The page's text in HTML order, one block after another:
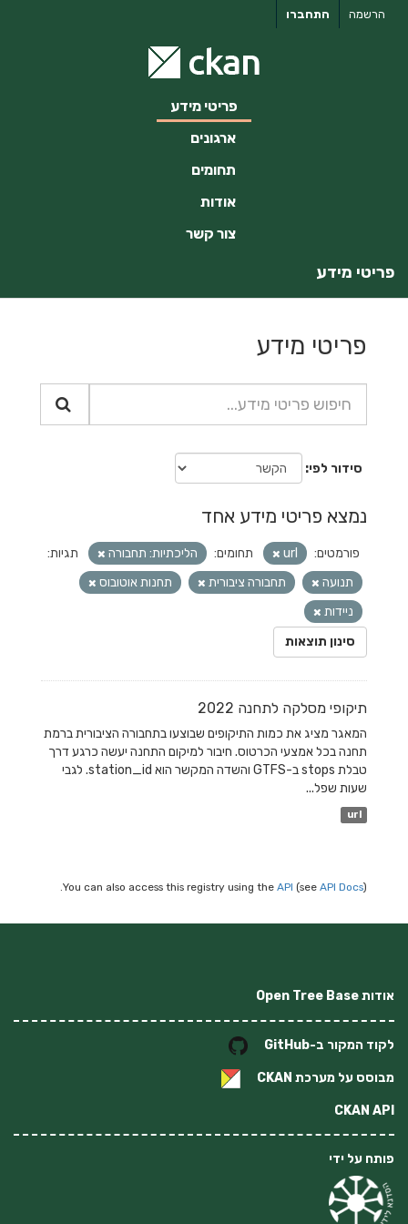
התחברו הרשמה
פריטי מידע
ארגונים
תחומים
אודות
צור קשר
פריטי מידע
פריטי מידע
סידור לפי
נמצא פריטי מידע אחד
פורמטים: url תחומים: הליכתיות: תחבורה
תגיות:
תנועה
תחבורה ציבורית
תחנות אוטובוס
ניידות
סינון תוצאות
תיקופי מסלקה לתחנה 2022
המאגר מציג את כמות התיקופים שבוצעו בתחבורה הציבורית ברמת
תחנה בכל אמצעי הכרטוס. חיבור למיקום התחנה יעשה כרגע דרך
טבלת stops ב-GTFS והשדה המקשר הוא station_id. לגבי
שעות שפל...
url
You can also access this registry using the API (see API Docs).
אודות Open Tree Base
לקוד המקור ב-GitHub
מבוסס על מערכת CKAN
CKAN API
פותח על ידי